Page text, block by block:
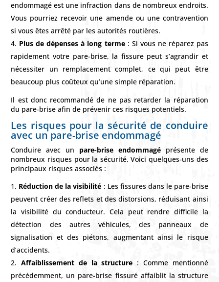
endommagé est une infraction dans de nombreux endroits.
Vous pourriez recevoir une amende ou une contravention
si vous êtes arrêté par les autorités routières.
Plus de dépenses à long terme: Si vous ne réparez pas
rapidement votre pare-brise, la fissure peut s’agrandir et
nécessiter un remplacement complet, ce qui peut être
beaucoup plus coûteux qu’une simple réparation.
Il est donc recommandé de ne pas retarder la réparation
du pare-brise afin de prévenir ces risques potentiels.
Les risques pour la sécurité de conduire
avec un pare-brise endommagé
Conduire avec un pare-brise endommagéprésente de
nombreux risques pour la sécurité. Voici quelques-uns des
principaux risques associés :
Réduction de la visibilité : Les fissures dans le pare-brise
peuvent créer des reflets et des distorsions, réduisant ainsi
la visibilité du conducteur. Cela peut rendre difficile la
détection des autres véhicules, des panneaux de
signalisation et des piétons, augmentant ainsi le risque
d’accidents.
Affaiblissement de la structure : Comme mentionné
précédemment, un pare-brise fissuré affaiblit la structure